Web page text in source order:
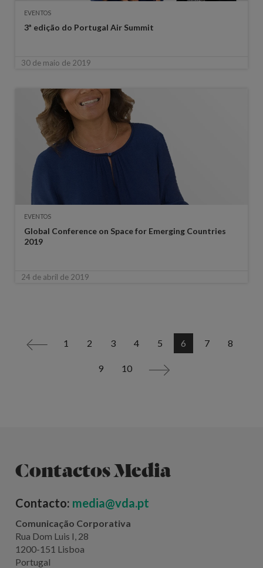
EVENTOS
3ª edição do Portugal Air Summit
30 de maio de 2019
EVENTOS
Global Conference on Space for Emerging Countries
2019
24 de abril de 2019
< 1 2 3 4 5 6 7 8
9 10 >
Contactos Media
Contacto: media@vda.pt
Comunicação Corporativa
Rua Dom Luis I, 28
1200-151 Lisboa
Portugal